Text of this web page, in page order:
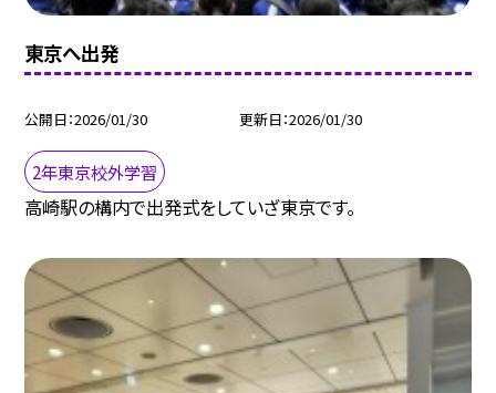
東京へ出発
公開日 2026/01/30 更新日 2026/01/30
2年東京校外学習
高崎駅の構内で出発式をしていざ東京です。